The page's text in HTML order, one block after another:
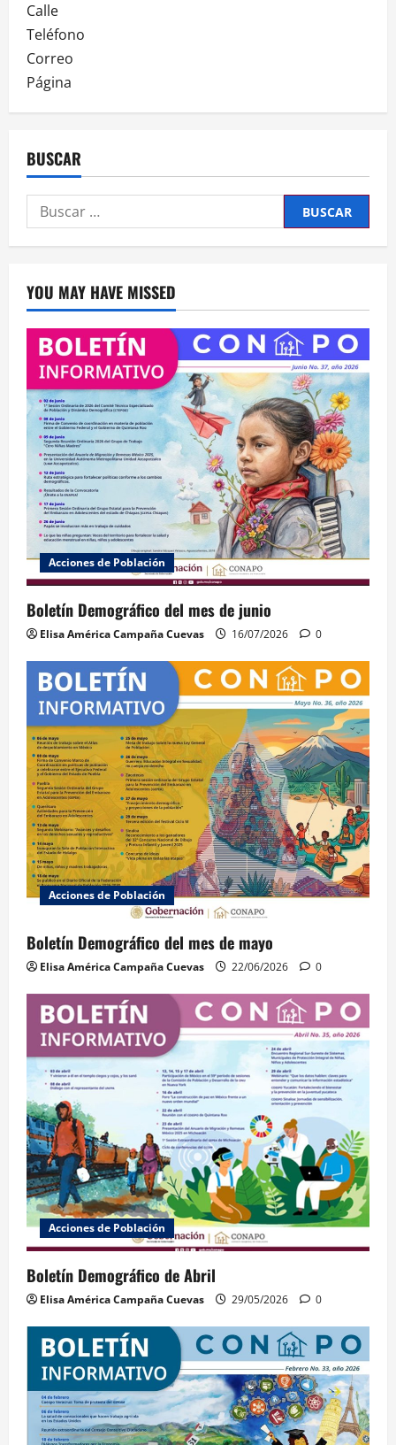
Calle
Teléfono
Correo
Página
BUSCAR
Buscar:
YOU MAY HAVE MISSED
Acciones de Población
Boletín Demográfico del mes de junio
Elisa América Campaña Cuevas 16/07/2026 0
Acciones de Población
Boletín Demográfico del mes de mayo
Elisa América Campaña Cuevas 22/06/2026 0
Acciones de Población
Boletín Demográfico de Abril
Elisa América Campaña Cuevas 29/05/2026 0